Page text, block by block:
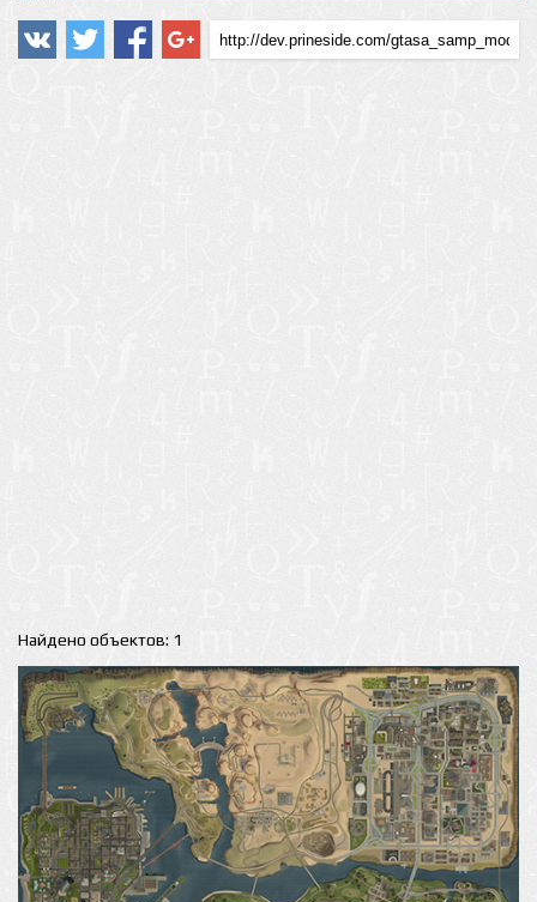
Найдено объектов: 1